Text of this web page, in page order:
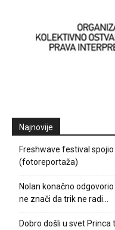
Najnovije
Freshwave festival
(fotoreportaža)
Nolan konačno
ne znači da trik ne radi…
Dobro došli u svet Princa